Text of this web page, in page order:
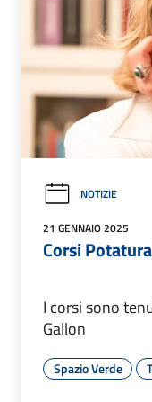
NOTIZIE
21 GENNAIO 2025
Corsi
I corsi sono
Gallon
Spazio Verde